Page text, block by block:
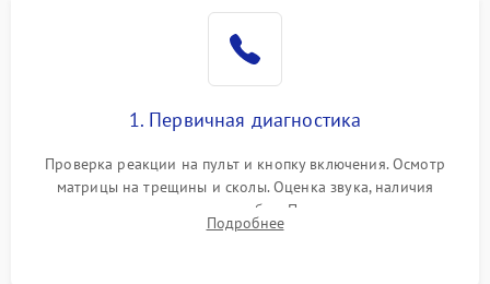
1. Первичная диагностика
Проверка реакции на пульт и кнопку включения. Осмотр
матрицы на трещины и сколы. Оценка звука, наличия
подсветки и индикаторов ошибок. Подключение тестовых
источников сигнала для выявления симптомов поломки.
Подробнее